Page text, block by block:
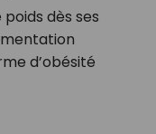
dès ses
d’obésité